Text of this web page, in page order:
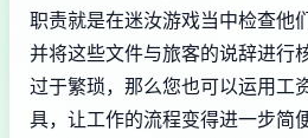
职责就是在迷汝游戏当中检查他
并将这些文件与旅客的说辞进行
过于繁琐，那么您也可以运用工
具，让工作的流程变得进一步简